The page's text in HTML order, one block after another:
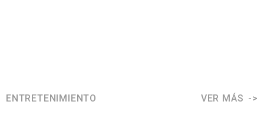
ENTRETENIMIENTO VER MÁS